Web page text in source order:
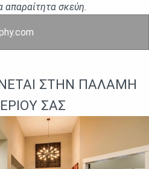
απαραίτητα σκεύη.
ΣΤΗΝ ΠΑΛΆΜΗ
ΣΑΣ